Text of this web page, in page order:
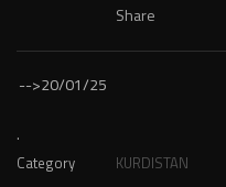
Share
-->20/01/25
.
Category KURDISTAN